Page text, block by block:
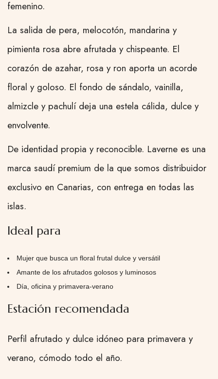
femenino.
La salida de pera, melocotón, mandarina y
pimienta rosa abre afrutada y chispeante. El
corazón de azahar, rosa y ron aporta un acorde
floral y goloso. El fondo de sándalo, vainilla,
almizcle y pachulí deja una estela cálida, dulce y
envolvente.
De identidad propia y reconocible. Laverne es una
marca saudí premium de la que somos distribuidor
exclusivo en Canarias, con entrega en todas las
islas.
Ideal para
Mujer que busca un floral frutal dulce y versátil
Amante de los afrutados golosos y luminosos
Día, oficina y primavera-verano
Estación recomendada
Perfil afrutado y dulce idóneo para primavera y
verano, cómodo todo el año.